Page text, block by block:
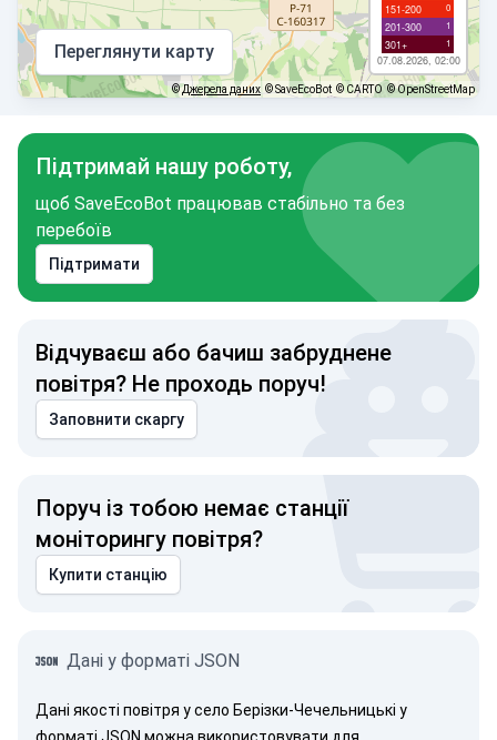
151-200 0
201-300 1
301+ 1
07.08.2026, 02:00
Переглянути карту
©Джерела даних © SaveEcoBot © CARTO © OpenStreetMap
Підтримай нашу роботу,
щоб SaveEcoBot працював стабільно та без
перебоїв
Підтримати
Відчуваєш або бачиш забруднене
повітря? Не проходь поруч!
Заповнити скаргу
Поруч із тобою немає станції
моніторингу повітря?
Купити станцію
Дані у форматі JSON
Дані якості повітря у село Берізки-Чечельницькі у